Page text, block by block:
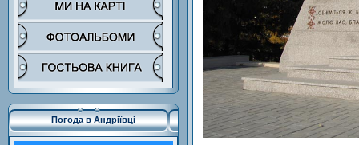
Погода в Андріївці